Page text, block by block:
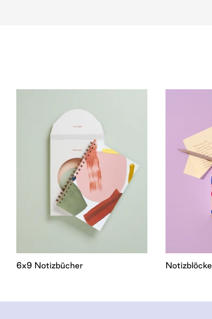
6x9 Notizbücher Notizblöcke